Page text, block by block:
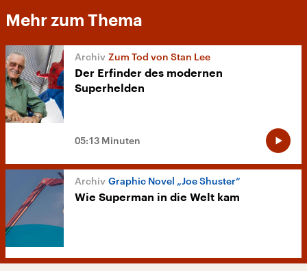
Mehr zum Thema
Zum Tod von Stan Lee
Der Erfinder des modernen
Superhelden
05:13 Minuten
Graphic Novel „Joe Shuster“
Wie Superman in die Welt kam